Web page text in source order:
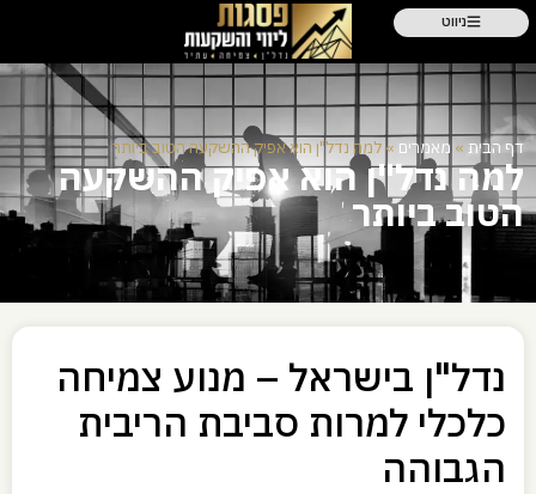
ניווט
דף הבית » מאמרים » למה נדל"ן הוא אפיק ההשקעה הטוב ביותר
למה נדל"ן הוא אפיק ההשקעה
הטוב ביותר
נדל"ן בישראל – מנוע צמיחה
כלכלי למרות סביבת הריבית
הגבוהה